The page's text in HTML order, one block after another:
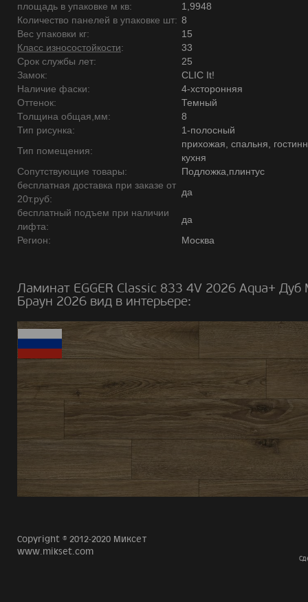
площадь в упаковке м кв:
1,9948
Количество панелей в упаковке шт: 8
Вес упаковки кг:
15
Класс износостойкости:
33
Срок службы лет:
25
Замок:
CLIC It!
Наличие фаски:
4-хсторонняя
Оттенок:
Темный
Толщина общая,мм:
8
Тип рисунка:
1-полосный
Тип помещения:
прихожая, спальня,
кухня
Сопутствующие товары:
Подложка,плинтус
бесплатная доставка при заказе от
20т.руб:
да
бесплатный подъем при наличии
лифта:
да
Регион:
Москва
Ламинат EGGER Classic 833 4V 2026 Aqua+ Дуб
Браун 2026 вид в интерьере:
Copyright © 2012-2020 Миксет
www.mikset.com